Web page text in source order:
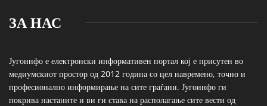
ЗА НАС
Југоинфо е електронски информативен портал кој е присутен во
медиумскиот простор од 2012 година со цел навремено, точно и
професионално информирање на сите граѓани. Југоинфо ги
покрива настаните и ви ги става на располагање сите вести од